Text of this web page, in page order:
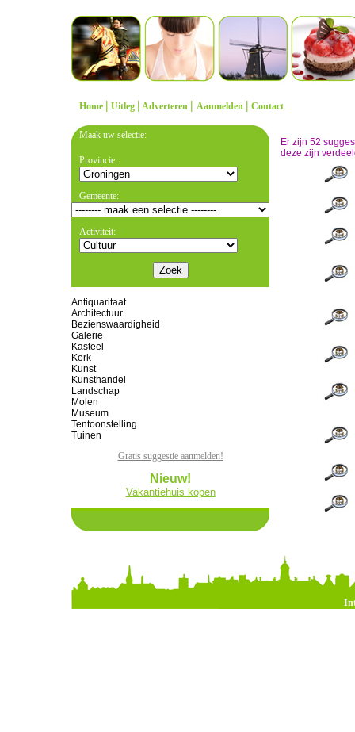
Home | Uitleg | Adverteren | Aanmelden | Contact
Maak uw selectie:
Provincie:
Gemeente:
Activiteit:
Antiquaritaat
Architectuur
Bezienswaardigheid
Galerie
Kasteel
Kerk
Kunst
Kunsthandel
Landschap
Molen
Museum
Tentoonstelling
Tuinen
Gratis suggestie aanmelden!
Nieuw!
Vakantiehuis kopen
Er zijn 52
deze zijn